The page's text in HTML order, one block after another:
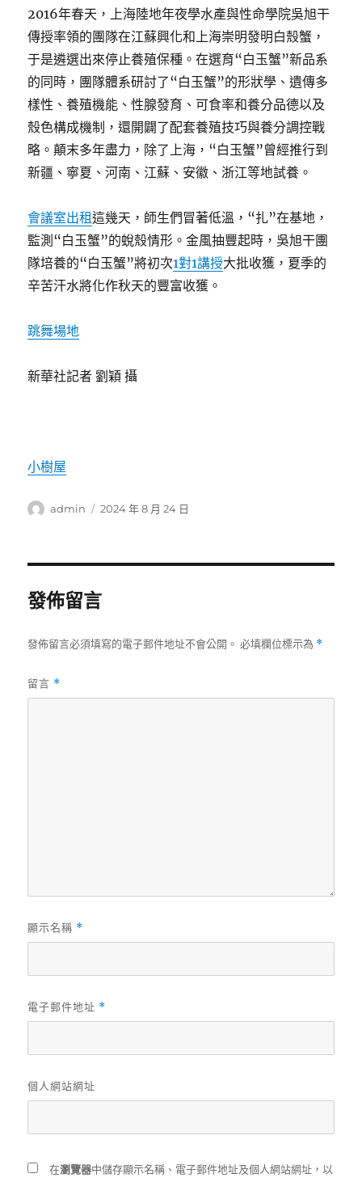
2016年春天，上海陸地年夜學水產與性命學院吳旭干
傳授率領的團隊在江蘇興化和上海崇明發明白殼蟹，
于是遴選出來停止養殖保種。在選育“白玉蟹”新品系
的同時，團隊體系研討了“白玉蟹”的形狀學、遺傳多
樣性、養殖機能、性腺發育、可食率和養分品德以及
殼色構成機制，還開闢了配套養殖技巧與養分調控戰
略。顛末多年盡力，除了上海，“白玉蟹”曾經推行到
新疆、寧夏、河南、江蘇、安徽、浙江等地試養。
會議室出租這幾天，師生們冒著低溫，“扎”在基地，
監測“白玉蟹”的蛻殼情形。金風抽豐起時，吳旭干團
隊培養的“白玉蟹”將初次1對1講授大批收獲，夏季的
辛苦汗水將化作秋天的豐富收獲。
跳舞場地
新華社記者 劉穎 攝
小樹屋
作
admin
發
2024 年 8 月 24 日
發佈留言
發佈留言必須填寫的電子郵件地址不會公開。 必填欄位標示為 *
留言 *
顯示名稱 *
電子郵件地址 *
個人網站網址
在瀏覽器中儲存顯示名稱、電子郵件地址及個人網站網址，以